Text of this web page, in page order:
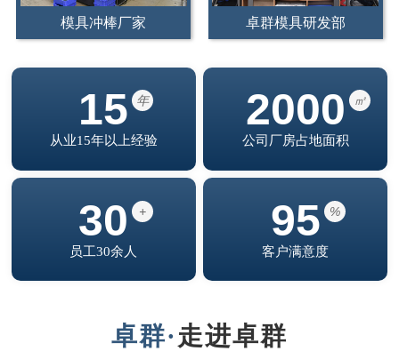
模具冲棒厂家 卓群模具研发部
15 年
从业15年以上经验
2000 ㎡
公司厂房占地面积
30 +
员工30余人
95 %
客户满意度
走进卓群